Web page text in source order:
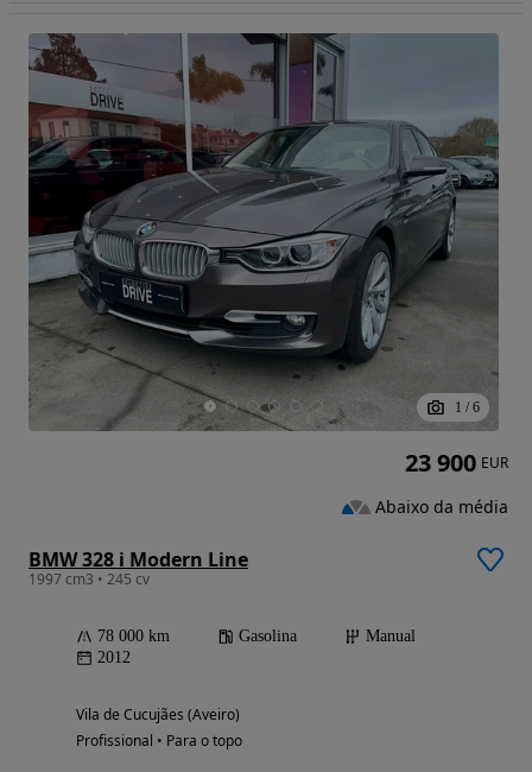
1 / 6
BMW 328 i Modern Line
1997 cm3 • 245 cv
78 000 km Gasolina
Manual
2012
Vila de Cucujães (Aveiro)
Profissional • Para o topo
23 900 EUR
Abaixo da média